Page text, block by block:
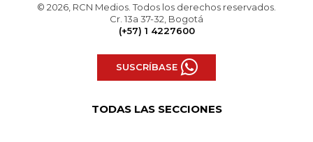
© 2026, RCN Medios. Todos los derechos reservados.
Cr. 13a 37-32, Bogotá
(+57) 1 4227600
SUSCRÍBASE
TODAS LAS SECCIONES